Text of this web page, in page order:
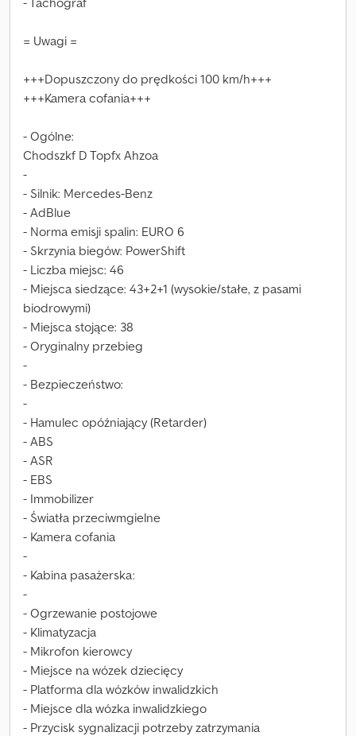
= Uwagi =
+++Dopuszczony do prędkości 100 km/h+++
+++Kamera cofania+++
- Ogólne:
Chodszkf D Topfx Ahzoa
-
- Silnik: Mercedes-Benz
- AdBlue
- Norma emisji spalin: EURO 6
- Skrzynia biegów: PowerShift
- Liczba miejsc: 46
- Miejsca siedzące: 43+2+1 (wysokie/stałe, z pasami
biodrowymi)
- Miejsca stojące: 38
- Oryginalny przebieg
-
- Bezpieczeństwo:
-
- Hamulec opóźniający (Retarder)
- ABS
- ASR
- EBS
- Immobilizer
- Światła przeciwmgielne
- Kamera cofania
-
- Kabina pasażerska:
-
- Ogrzewanie postojowe
- Klimatyzacja
- Mikrofon kierowcy
- Miejsce na wózek dziecięcy
- Platforma dla wózków inwalidzkich
- Miejsce dla wózka inwalidzkiego
- Przycisk sygnalizacji potrzeby zatrzymania